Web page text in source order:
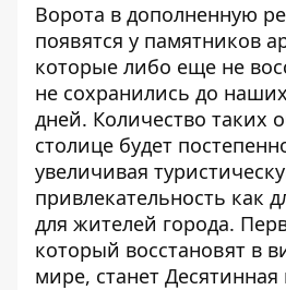
Ворота в дополненную
появятся у памятников
которые либо еще не
не сохранились до наших
дней. Количество таких
столице будет
увеличивая
привлекательность как
для жителей города.
который восстановят в
мире, станет Десятинная